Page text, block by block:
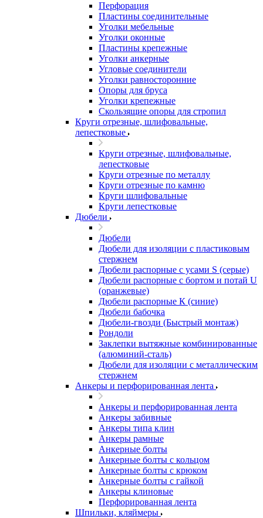
Перфорация
Пластины соединительные
Уголки мебельные
Уголки оконные
Пластины крепежные
Уголки анкерные
Угловые соединители
Уголки равносторонние
Опоры для бруса
Уголки крепежные
Скользящие опоры для стропил
Круги отрезные, шлифовальные,
лепестковые
Круги отрезные, шлифовальные,
лепестковые
Круги отрезные по металлу
Круги отрезные по камню
Круги шлифовальные
Круги лепестковые
Дюбели
Дюбели
Дюбели для изоляции с пластиковым
стержнем
Дюбели распорные с усами S (серые)
Дюбели распорные c бортом и потай U
(оранжевые)
Дюбели распорные К (синие)
Дюбели бабочка
Дюбели-гвозди (Быстрый монтаж)
Рондоли
Заклепки вытяжные комбинированные
(алюминий-сталь)
Дюбели для изоляции с металлическим
стержнем
Анкеры и перфорированная лента
Анкеры и перфорированная лента
Анкеры забивные
Анкеры типа клин
Анкеры рамные
Анкерные болты
Анкерные болты с кольцом
Анкерные болты с крюком
Анкерные болты с гайкой
Анкеры клиновые
Перфорированная лента
Шпильки, кляймеры